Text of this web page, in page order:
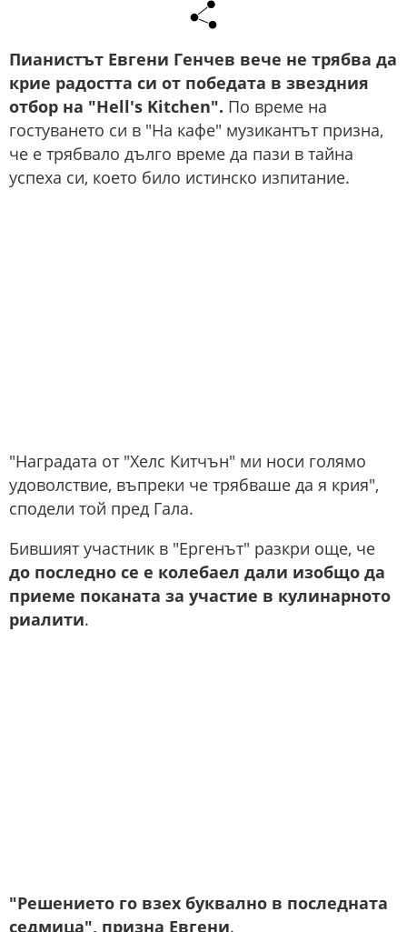
Пианистът Евгени Генчев вече не трябва да
крие радостта си от победата в звездния
отбор на "Hell's Kitchen". По време на
гостуването си в "На кафе" музикантът призна,
че е трябвало дълго време да пази в тайна
успеха си, което било истинско изпитание.
"Наградата от "Хелс Китчън" ми носи голямо
удоволствие, въпреки че трябваше да я крия",
сподели той пред Гала.
Бившият участник в "Ергенът" разкри още, че
до последно се е колебаел дали изобщо да
приеме поканата за участие в кулинарното
риалити.
"Решението го взех буквално в последната
седмица", призна Евгени.